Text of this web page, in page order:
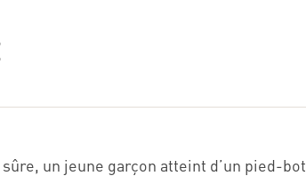
un jeune garçon atteint d’un pied-bot